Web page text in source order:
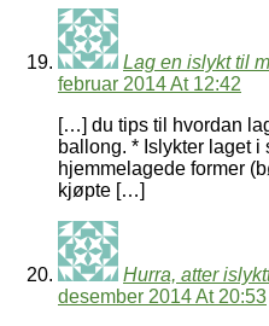
Lag en islykt til
februar 2014 At 12:42
[…] du tips til hvordan
ballong. * Islykter laget i
hjemmelagede former
kjøpte […]
Hurra, atter
desember 2014 At 20:53